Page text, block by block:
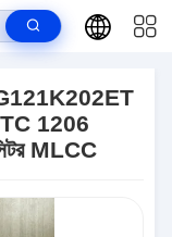
SMD ক্যাপাসিটর MLCC
1206
MLCC